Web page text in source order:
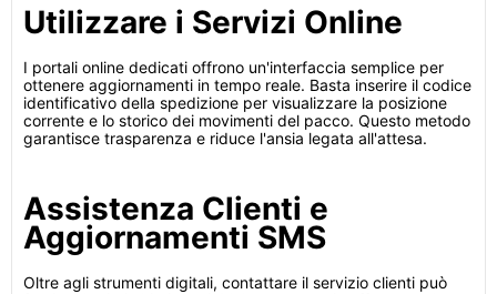
Utilizzare i Servizi Online
I portali online dedicati offrono un'interfaccia semplice per
ottenere aggiornamenti in tempo reale. Basta inserire il codice
identificativo della spedizione per visualizzare la posizione
corrente e lo storico dei movimenti del pacco. Questo metodo
garantisce trasparenza e riduce l'ansia legata all'attesa.
Assistenza Clienti e
Aggiornamenti SMS
Oltre agli strumenti digitali, contattare il servizio clienti può